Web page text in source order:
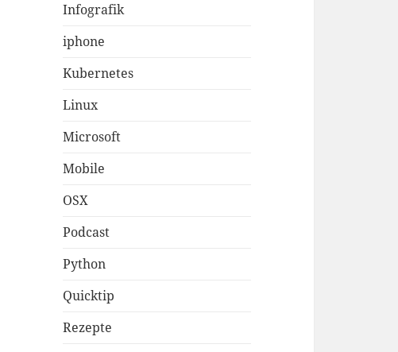
Infografik
iphone
Kubernetes
Linux
Microsoft
Mobile
OSX
Podcast
Python
Quicktip
Rezepte